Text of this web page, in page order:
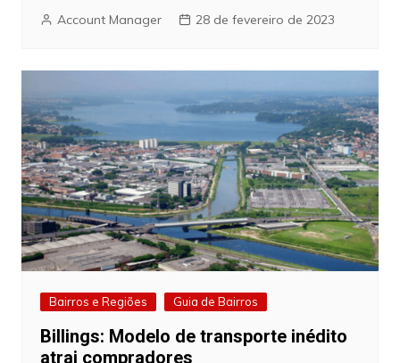
Account Manager 28 de fevereiro de 2023
Bairros e Regiões Guia de Bairros
Billings: Modelo de transporte inédito
atrai compradores